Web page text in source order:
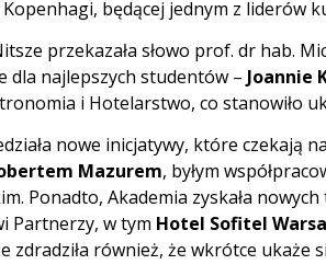
będącej jednym z liderów
przekazała słowo prof. dr hab.
dla najlepszych studentów – Joannie
i Hotelarstwo, co stanowiło
nowe inicjatywy, które czekają
Mazurem, byłym
Ponadto, Akademia zyskała
Partnerzy, w tym Hotel Sofitel
zdradziła również, że wkrótce